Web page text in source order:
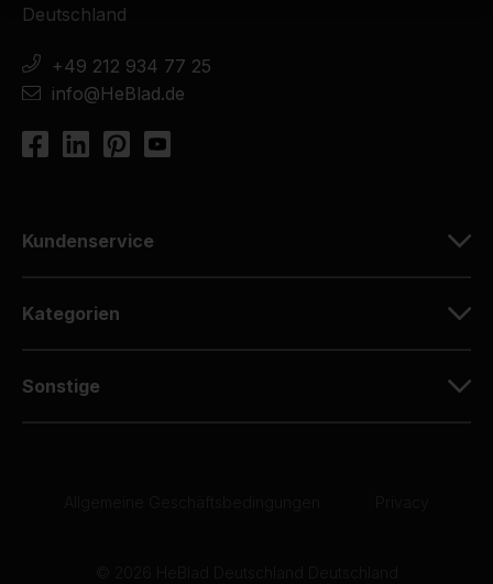
Deutschland
+49 212 934 77 25
info@HeBlad.de
Kundenservice
Kategorien
Sonstige